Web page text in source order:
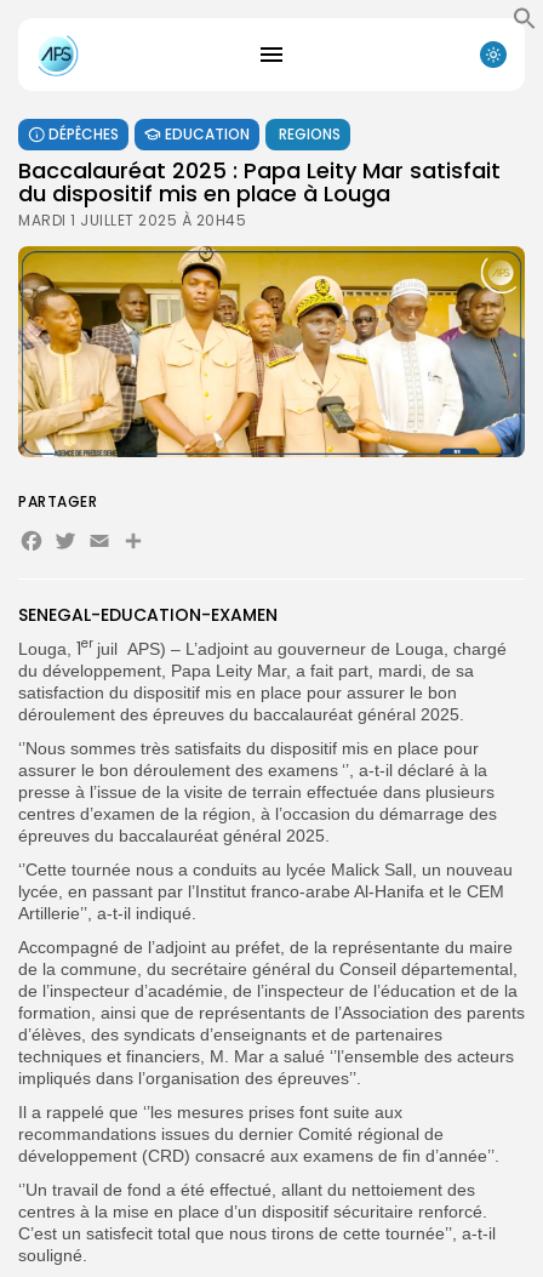
for:
Button
FR
DÉPÊCHES EDUCATION REGIONS
Baccalauréat 2025 : Papa Leity Mar satisfait
du dispositif mis en place à Louga
MARDI 1 JUILLET 2025 À 20H45
SENEGAL-EDUCATION-EXAMEN
Louga, 1er juil APS) – L’adjoint au gouverneur de Louga, chargé
du développement, Papa Leity Mar, a fait part, mardi, de sa
satisfaction du dispositif mis en place pour assurer le bon
déroulement des épreuves du baccalauréat général 2025.
‘’Nous sommes très satisfaits du dispositif mis en place pour
assurer le bon déroulement des examens ‘’, a-t-il déclaré à la
presse à l’issue de la visite de terrain effectuée dans plusieurs
centres d’examen de la région, à l’occasion du démarrage des
épreuves du baccalauréat général 2025.
‘’Cette tournée nous a conduits au lycée Malick Sall, un nouveau
lycée, en passant par l’Institut franco-arabe Al-Hanifa et le CEM
Artillerie’’, a-t-il indiqué.
Accompagné de l’adjoint au préfet, de la représentante du maire
de la commune, du secrétaire général du Conseil départemental,
de l’inspecteur d’académie, de l’inspecteur de l’éducation et de la
formation, ainsi que de représentants de l’Association des parents
d’élèves, des syndicats d’enseignants et de partenaires
techniques et financiers, M. Mar a salué ‘’l’ensemble des acteurs
impliqués dans l’organisation des épreuves’’.
Il a rappelé que ‘’les mesures prises font suite aux
recommandations issues du dernier Comité régional de
développement (CRD) consacré aux examens de fin d’année’’.
‘’Un travail de fond a été effectué, allant du nettoiement des
centres à la mise en place d’un dispositif sécuritaire renforcé.
C’est un satisfecit total que nous tirons de cette tournée’’, a-t-il
souligné.
PARTAGER
Facebook
Twitter
EmailPartager